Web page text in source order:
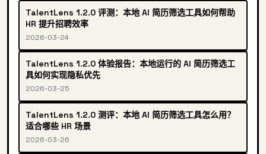
TalentLens 1.2.0 评测：本地 AI 简历筛选工具如何帮助
HR 提升招聘效率
2026-03-24
TalentLens 1.2.0 体验报告：本地运行的 AI 简历筛选工
具如何实现隐私优先
2026-03-25
TalentLens 1.2.0 测评：本地 AI 简历筛选工具怎么用？
适合哪些 HR 场景
2026-03-26